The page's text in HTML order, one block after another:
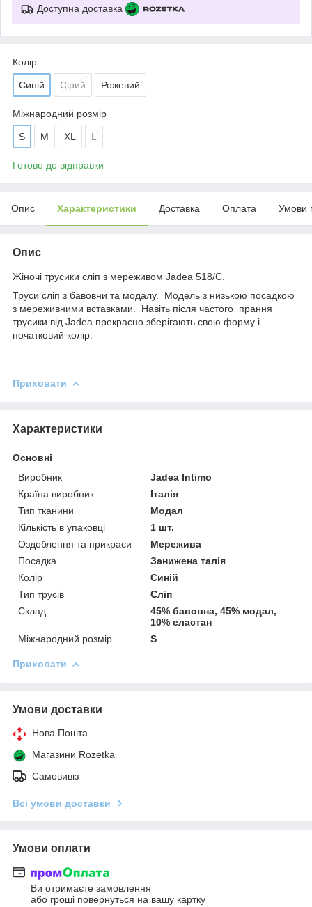
Доступна доставка
Колір
Синій Сірий Рожевий
Міжнародний розмір
S M XL L
Готово до відправки
Опис Характеристики Доставка Оплата Умови
Опис
Жіночі трусики сліп з мереживом Jadea 518/С.
Труси сліп з бавовни та модалу. Модель з низькою посадкою
з мереживними вставками. Навіть після частого прання
трусики від Jadea прекрасно зберігають свою форму і
початковий колір.
Приховати
Характеристики
Основні
Виробник
Jadea Intimo
Країна виробник
Італія
Тип тканини
Модал
Кількість в упаковці
1 шт.
Оздоблення та прикраси
Мережива
Посадка
Занижена талія
Колір
Синій
Тип трусів
Сліп
Склад
45% бавовна, 45% модал,
10% еластан
Міжнародний розмір
S
Приховати
Умови доставки
Нова Пошта
Магазини Rozetka
Самовивіз
Всі умови доставки
Умови оплати
Ви отримаєте замовлення
або гроші повернуться на вашу картку